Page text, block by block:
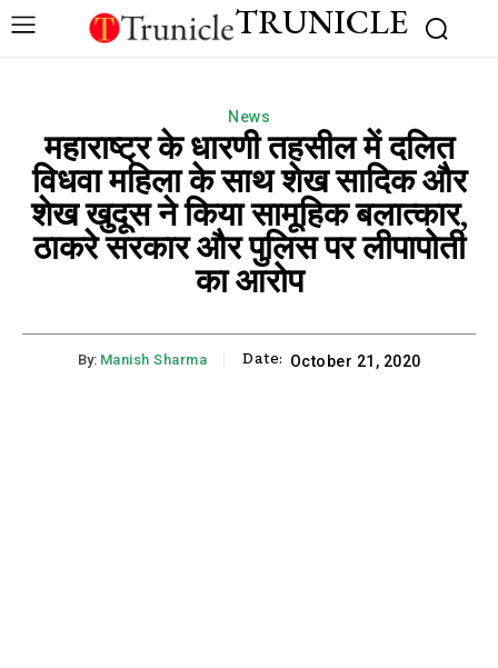
TRUNICLE
News
महाराष्ट्र के धारणी तहसील में दलित
विधवा महिला के साथ शेख सादिक और
शेख खुदूस ने किया सामूहिक बलात्कार,
ठाकरे सरकार और पुलिस पर लीपापोती
का आरोप
By: Manish Sharma Date: October 21, 2020